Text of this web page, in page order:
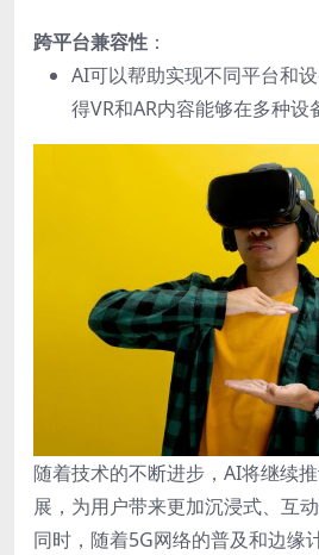
跨平台兼容性 ：
AI可以帮助实现不同平台和
得VR和AR内容能够在多种设
随着技术的不断进步，AI将继续
展，为用户带来更加沉浸式、互
同时，随着5G网络的普及和边缘